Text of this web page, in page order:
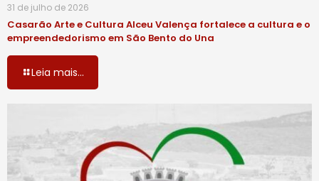
31 de julho de 2026
Casarão Arte e Cultura Alceu Valença fortalece a cultura e o
empreendedorismo em São Bento do Una
Leia mais...